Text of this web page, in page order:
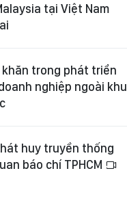
tại Việt Nam
khăn trong phát triển
nghiệp ngoài khu
huy truyền thống
báo chí TPHCM